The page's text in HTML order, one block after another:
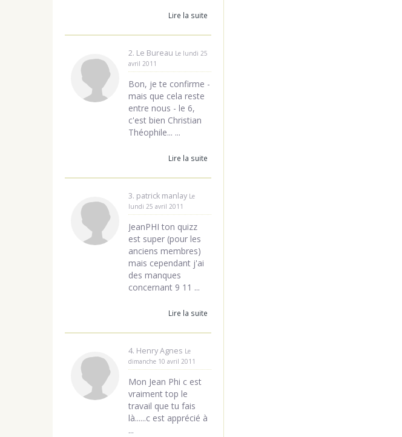
Lire la suite
2. Le Bureau Le lundi 25
avril 2011
Bon, je te confirme -
mais que cela reste
entre nous - le 6,
c'est bien Christian
Théophile... ...
Lire la suite
3. patrick manlay Le
lundi 25 avril 2011
JeanPHI ton quizz
est super (pour les
anciens membres)
mais cependant j'ai
des manques
concernant 9 11 ...
Lire la suite
4. Henry Agnes Le
dimanche 10 avril 2011
Mon Jean Phi c est
vraiment top le
travail que tu fais
là......c est apprécié à
...